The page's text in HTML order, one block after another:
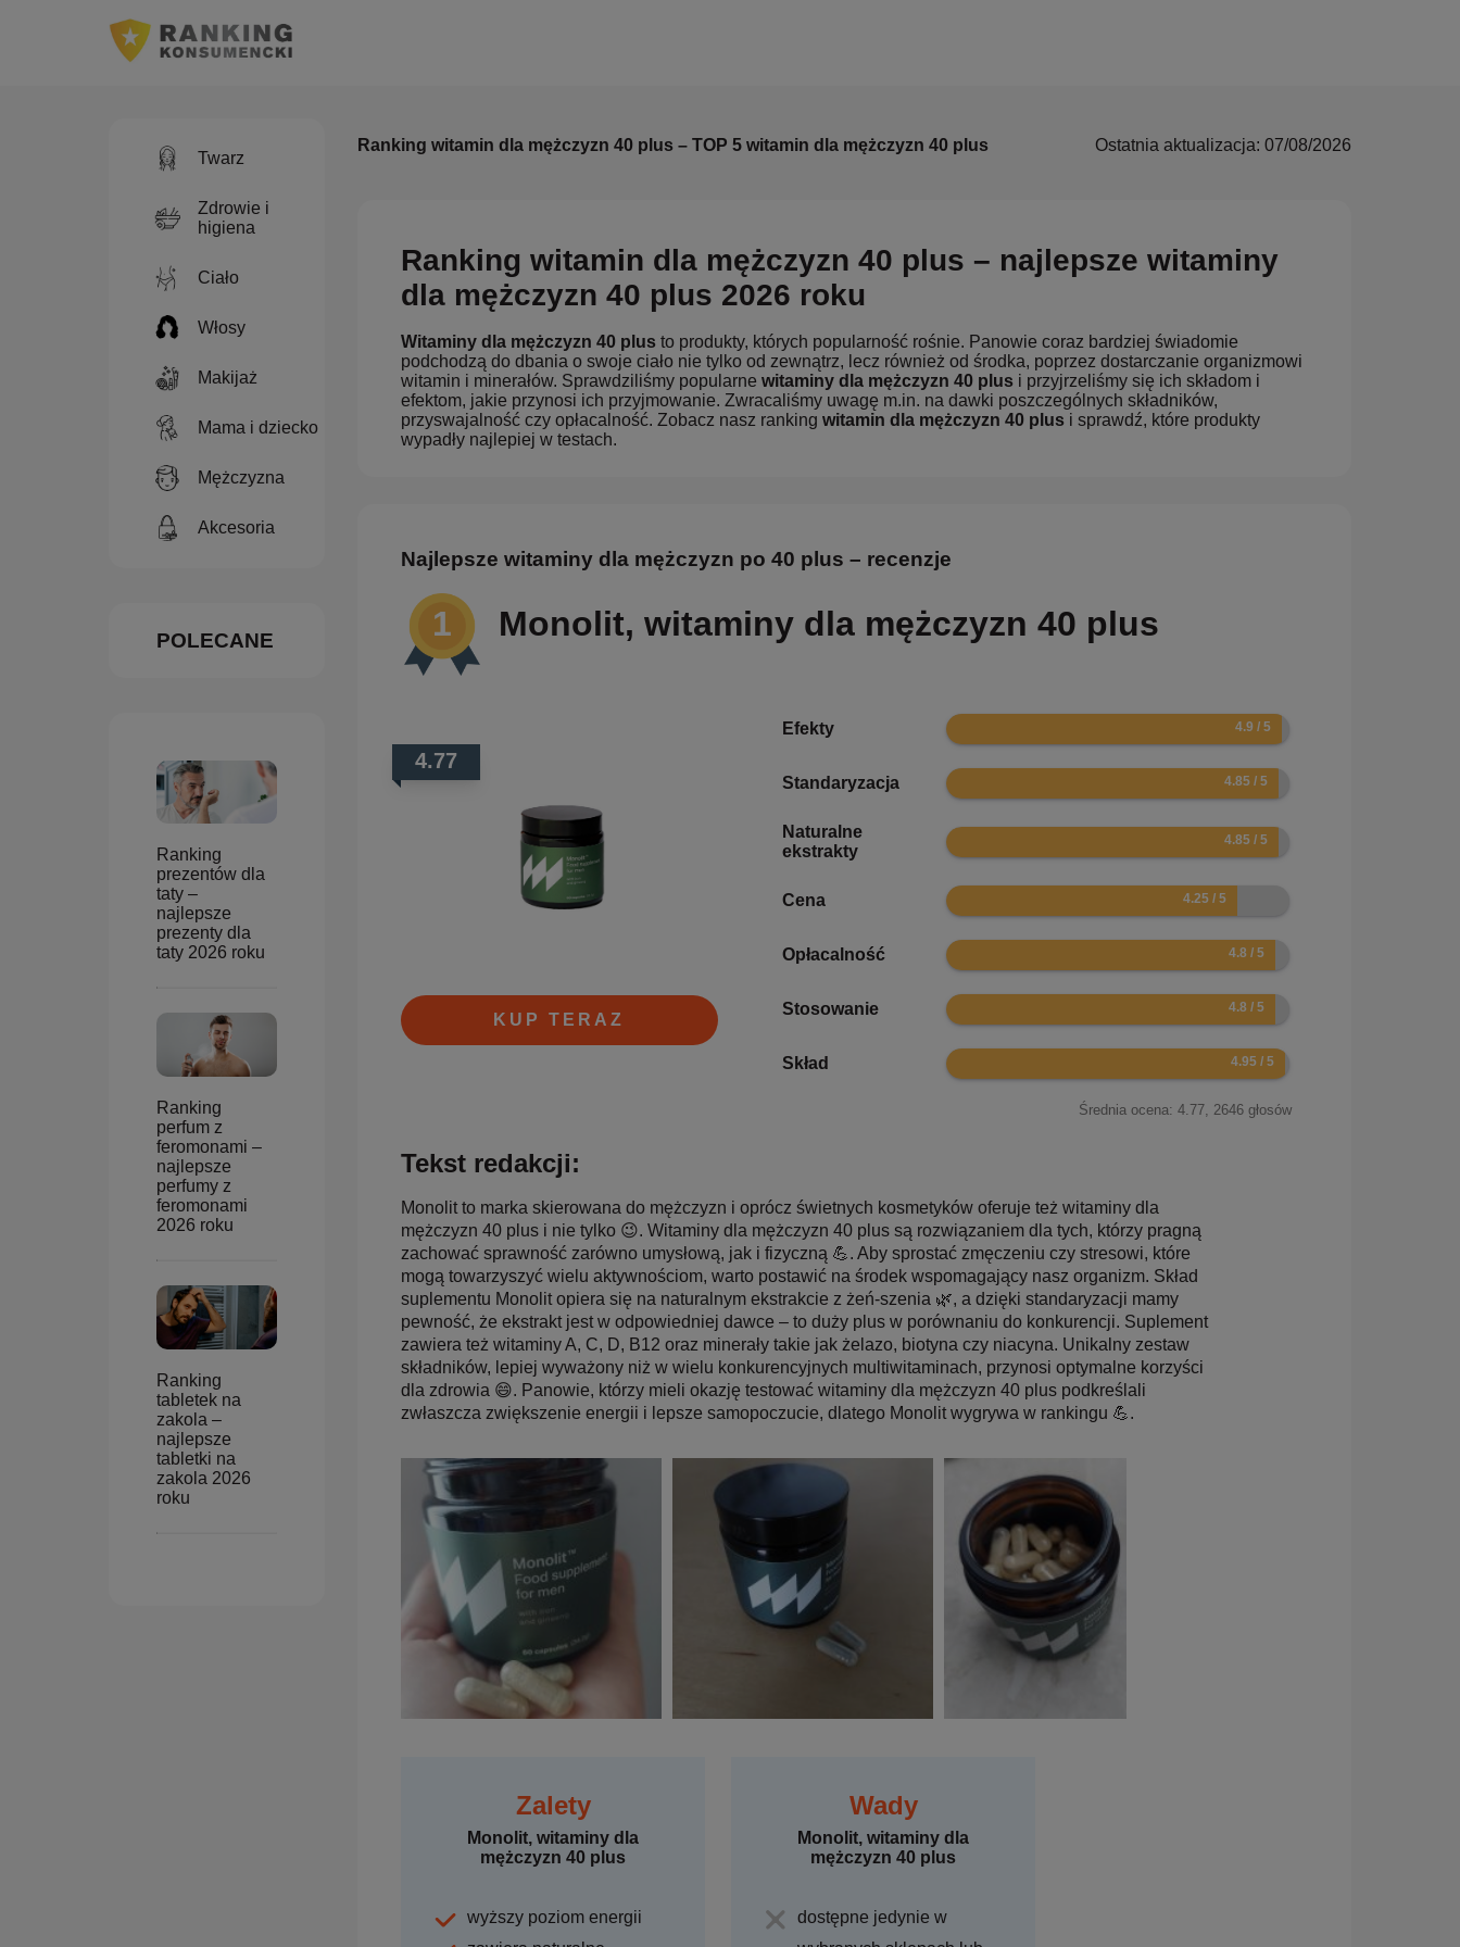
Twarz
Zdrowie i
higiena
Ciało
Włosy
Makijaż
Mama i dziecko
Mężczyzna
Akcesoria
POLECANE
Ranking
prezentów dla
taty –
najlepsze
prezenty dla
taty 2026 roku
Ranking
perfum z
feromonami –
najlepsze
perfumy z
feromonami
2026 roku
Ranking
tabletek na
zakola –
najlepsze
tabletki na
zakola 2026
roku
Ranking witamin dla mężczyzn 40 plus – TOP 5 witamin dla mężczyzn 40 plus Ostatnia aktualizacja: 07/08/2026
Ranking witamin dla mężczyzn 40 plus – najlepsze witaminy
dla mężczyzn 40 plus 2026 roku
Witaminy dla mężczyzn 40 plusto produkty, których popularność rośnie. Panowie coraz bardziej świadomie
podchodzą do dbania o swoje ciało nie tylko od zewnątrz, lecz również od środka, poprzez dostarczanie organizmowi
witamin i minerałów. Sprawdziliśmy popularne witaminy dla mężczyzn 40 plusi przyjrzeliśmy się ich składom i
efektom, jakie przynosi ich przyjmowanie. Zwracaliśmy uwagę m.in. na dawki poszczególnych składników,
przyswajalność czy opłacalność. Zobacz nasz ranking witamin dla mężczyzn 40 plusi sprawdź, które produkty
wypadły najlepiej w testach.
Najlepsze witaminy dla mężczyzn po 40 plus – recenzje
Monolit, witaminy dla mężczyzn 40 plus
4.77
KUP TERAZ
Efekty 9.8
Standaryzacja 9.7
Naturalne
ekstrakty
9.7
Cena 8.5
Opłacalność 9.6
Stosowanie 9.6
Skład 9.9
Średnia ocena: 4.77, 2646 głosów
Tekst redakcji:
Monolit to marka skierowana do mężczyzn i oprócz świetnych kosmetyków oferuje też witaminy dla
mężczyzn 40 plus i nie tylko 😉. Witaminy dla mężczyzn 40 plus są rozwiązaniem dla tych, którzy pragną
zachować sprawność zarówno umysłową, jak i fizyczną 💪. Aby sprostać zmęczeniu czy stresowi, które
mogą towarzyszyć wielu aktywnościom, warto postawić na środek wspomagający nasz organizm. Skład
suplementu Monolit opiera się na naturalnym ekstrakcie z żeń-szenia 🌿, a dzięki standaryzacji mamy
pewność, że ekstrakt jest w odpowiedniej dawce – to duży plus w porównaniu do konkurencji. Suplement
zawiera też witaminy A, C, D, B12 oraz minerały takie jak żelazo, biotyna czy niacyna. Unikalny zestaw
składników, lepiej wyważony niż w wielu konkurencyjnych multiwitaminach, przynosi optymalne korzyści
dla zdrowia 😄. Panowie, którzy mieli okazję testować witaminy dla mężczyzn 40 plus podkreślali
zwłaszcza zwiększenie energii i lepsze samopoczucie, dlatego Monolit wygrywa w rankingu 💪.
Zalety
Monolit, witaminy dla
mężczyzn 40 plus
wyższy poziom energii
Wady
Monolit, witaminy dla
mężczyzn 40 plus
dostępne jedynie w